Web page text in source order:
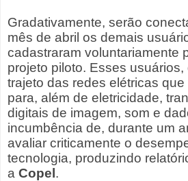
Gradativamente, serão
mês de abril os demais
cadastraram voluntariamente
projeto piloto. Esses
trajeto das redes elétricas
para, além de eletricidade,
digitais de imagem, som e
incumbência de, durante um
avaliar criticamente o
tecnologia, produzindo
a Copel.